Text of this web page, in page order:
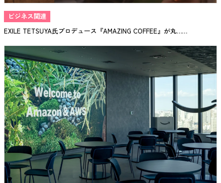
ビジネス関連
EXILE TETSUYA氏プロデュース『AMAZING COFFEE』が丸……